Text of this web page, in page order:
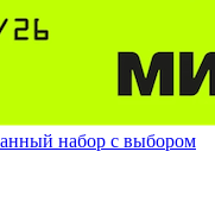
набор с выбором